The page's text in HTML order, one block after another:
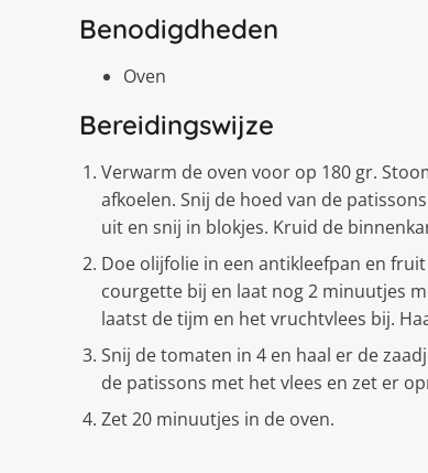
Benodigdheden
Oven
Bereidingswijze
Verwarm de oven voor op 180 gr.
afkoelen. Snij de hoed van de
uit en snij in blokjes. Kruid de
Doe olijfolie in een antikleefpan en
courgette bij en laat nog 2 minuutjes
laatst de tijm en het vruchtvlees bij.
Snij de tomaten in 4 en haal er de
de patissons met het vlees en zet er
Zet 20 minuutjes in de oven.